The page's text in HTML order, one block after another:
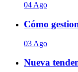
04 Ago
Cómo
03 Ago
Nueva